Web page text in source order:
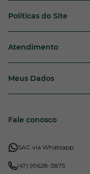
Políticas do Site
Atendimento
Meus Dados
Fale conosco
SAC via Whatsapp
(47) 99628-3875